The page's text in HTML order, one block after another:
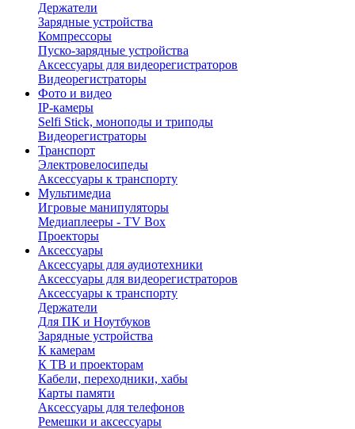
Держатели
Зарядные устройства
Компрессоры
Пуско-зарядные устройства
Аксессуары для видеорегистраторов
Видеорегистраторы
Фото и видео
IP-камеры
Selfi Stick, моноподы и триподы
Видеорегистраторы
Транспорт
Электровелосипеды
Аксессуары к транспорту
Мультимедиа
Игровые манипуляторы
Медиаплееры - TV Box
Проекторы
Аксессуары
Аксессуары для аудиотехники
Аксессуары для видеорегистраторов
Аксессуары к транспорту
Держатели
Для ПК и Ноутбуков
Зарядные устройства
К камерам
К ТВ и проекторам
Кабели, переходники, хабы
Карты памяти
Аксессуары для телефонов
Ремешки и аксессуары